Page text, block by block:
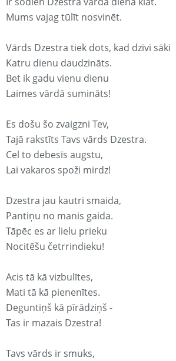
Mums vajag tūlīt nosvinēt.
Vārds Dzestra tiek dots, kad dzīvi sāki
Katru dienu daudzināts.
Bet ik gadu vienu dienu
Laimes vārdā sumināts!
Es došu šo zvaigzni Tev,
Tajā rakstīts Tavs vārds Dzestra.
Cel to debesīs augstu,
Lai vakaros spoži mirdz!
Dzestra jau kautri smaida,
Pantiņu no manis gaida.
Tāpēc es ar lielu prieku
Nocitēšu četrrindieku!
Acis tā kā vizbulītes,
Mati tā kā pienenītes.
Deguntiņš kā pīrādziņš -
Tas ir mazais Dzestra!
Tavs vārds ir smuks,